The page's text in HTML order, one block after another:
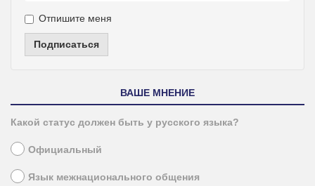
Отпишите меня
Подписаться
ВАШЕ МНЕНИЕ
Какой статус должен быть у русского языка?
Официальный
Язык межнационального общения